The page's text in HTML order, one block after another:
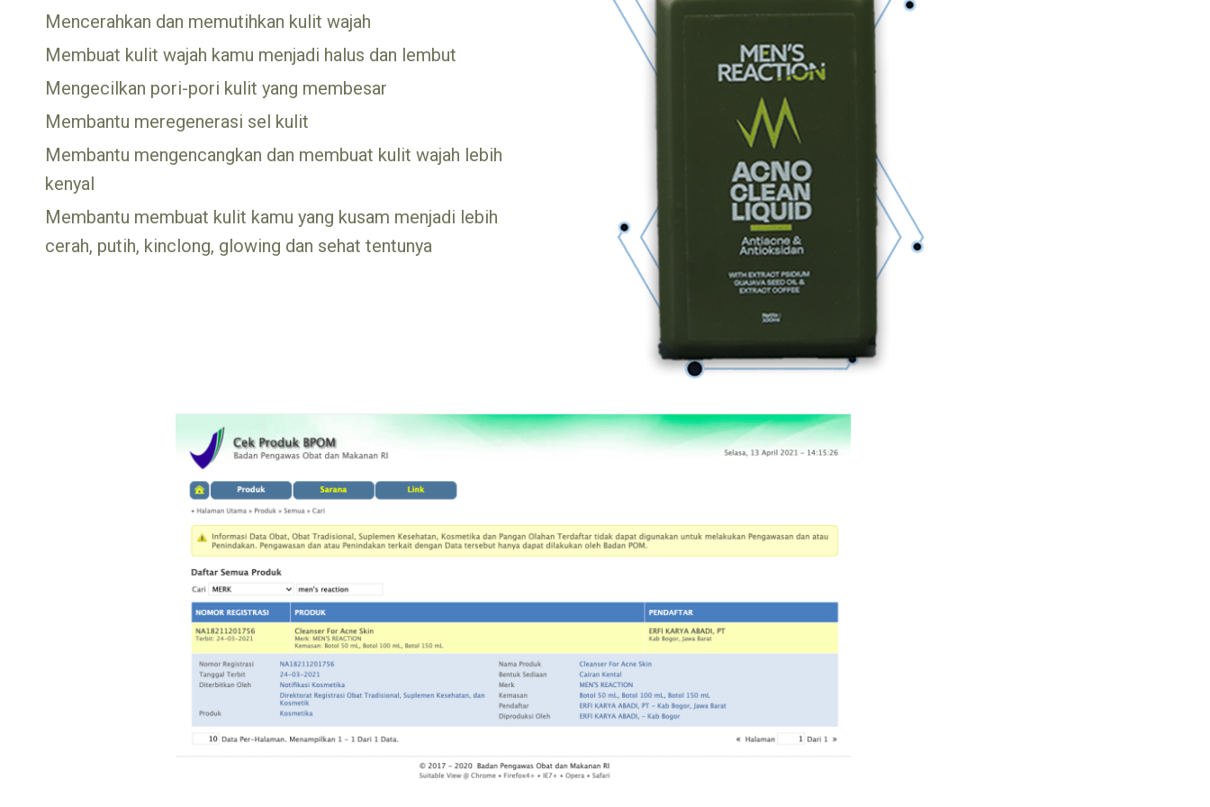
Mencerahkan dan memutihkan kulit wajah
Membuat kulit wajah kamu menjadi halus dan lembut
Mengecilkan pori-pori kulit yang membesar
Membantu meregenerasi sel kulit
Membantu mengencangkan dan membuat kulit wajah lebih
kenyal
Membantu membuat kulit kamu yang kusam menjadi lebih
cerah, putih, kinclong, glowing dan sehat tentunya